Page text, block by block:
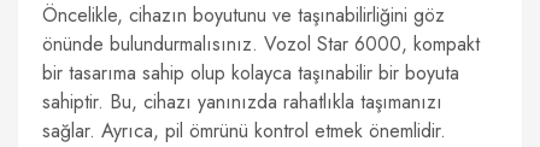
Öncelikle, cihazın boyutunu ve taşınabilirliğini göz
önünde bulundurmalısınız. Vozol Star 6000, kompakt
bir tasarıma sahip olup kolayca taşınabilir bir boyuta
sahiptir. Bu, cihazı yanınızda rahatlıkla taşımanızı
sağlar. Ayrıca, pil ömrünü kontrol etmek önemlidir.